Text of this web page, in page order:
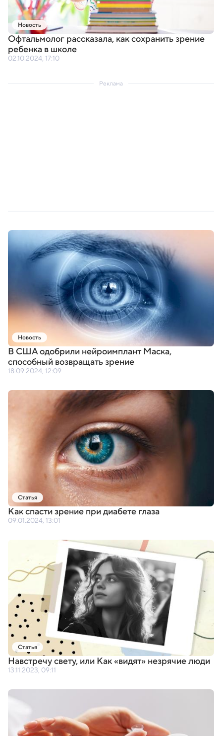
Новость
Офтальмолог рассказала,как сохранить зрение
ребенка в школе
02.10.2024, 17:10
Реклама
Новость
В США одобрили нейроимплант Маска,
способный возвращать зрение
18.09.2024, 12:09
Статья
Как спасти зрение при диабете глаза
09.01.2024, 13:01
Статья
Навстречу свету,или Как«видят» незрячие люди
13.11.2023, 09:11